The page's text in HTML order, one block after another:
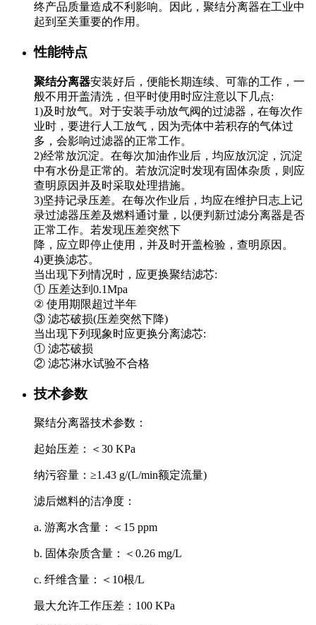
终产品质量造成不利影响。因此，聚结分离器在工业中
起到至关重要的作用。
性能特点
聚结分离器安装好后，便能长期连续、可靠的工作，一
般不用开盖清洗，但平时使用时应注意以下几点:
1)及时放气。对于安装手动放气阀的过滤器，在每次作
业时，要进行人工放气，因为壳体中若积存的气体过
多，会影响过滤器的正常工作。
2)经常放沉淀。在每次加油作业后，均应放沉淀，沉淀
中有水份是正常的。若放沉淀时发现有固体杂质，则应
查明原因并及时采取处理措施。
3)坚持记录压差。在每次作业后，均应在维护日志上记
录过滤器压差及燃料通讨量，以便判新过滤分离器是否
正常工作。若发现压差突然下
降，应立即停止使用，并及时开盖检验，查明原因。
4)更换滤芯。
当出现下列情况时，应更换聚结滤芯:
① 压差达到0.1Mpa
② 使用期限超过半年
③ 滤芯破损(压差突然下降)
当出现下列现象时应更换分离滤芯:
① 滤芯破损
② 滤芯淋水试验不合格
技术参数
聚结分离器技术参数：
起始压差：＜30 KPa
纳污容量：≥1.43 g/(L/min额定流量)
滤后燃料的洁净度：
a. 游离水含量：＜15 ppm
b. 固体杂质含量：＜0.26 mg/L
c. 纤维含量：＜10根/L
最大允许工作压差：100 KPa